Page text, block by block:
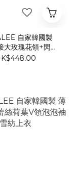
自家韓國製
大玫瑰花領+閃石
扣雪紡上衣